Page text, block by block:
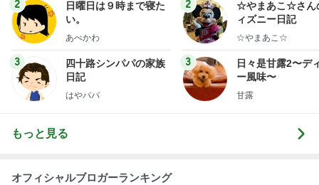
2
日曜日は９時まで寝た
い。
あべかわ
3
四十路シンパパの家族
日記
はやパパ
ログ
2
☆やまあこ☆さん
ィズニー日記
☆やまあこ☆
3
日々是甘露2〜デ
ー風味〜
甘露
もっと見る
オフィシャルブロガーランキング